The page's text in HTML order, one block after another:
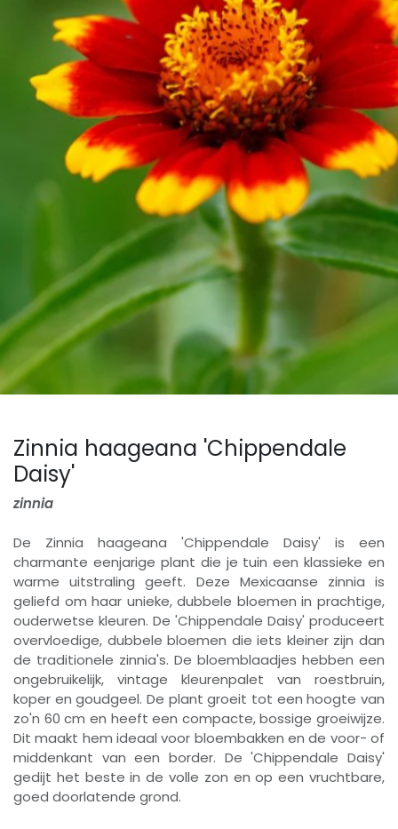
Zinnia haageana 'Chippendale
Daisy'
zinnia
De Zinnia haageana 'Chippendale Daisy' is een
charmante eenjarige plant die je tuin een klassieke en
warme uitstraling geeft. Deze Mexicaanse zinnia is
geliefd om haar unieke, dubbele bloemen in prachtige,
ouderwetse kleuren. De 'Chippendale Daisy' produceert
overvloedige, dubbele bloemen die iets kleiner zijn dan
de traditionele zinnia's. De bloemblaadjes hebben een
ongebruikelijk, vintage kleurenpalet van roestbruin,
koper en goudgeel. De plant groeit tot een hoogte van
zo'n 60 cm en heeft een compacte, bossige groeiwijze.
Dit maakt hem ideaal voor bloembakken en de voor- of
middenkant van een border. De 'Chippendale Daisy'
gedijt het beste in de volle zon en op een vruchtbare,
goed doorlatende grond.